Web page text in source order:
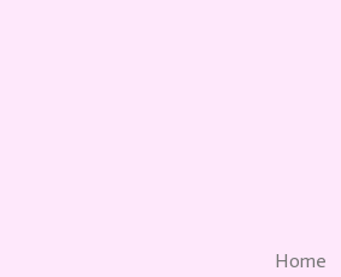
Home